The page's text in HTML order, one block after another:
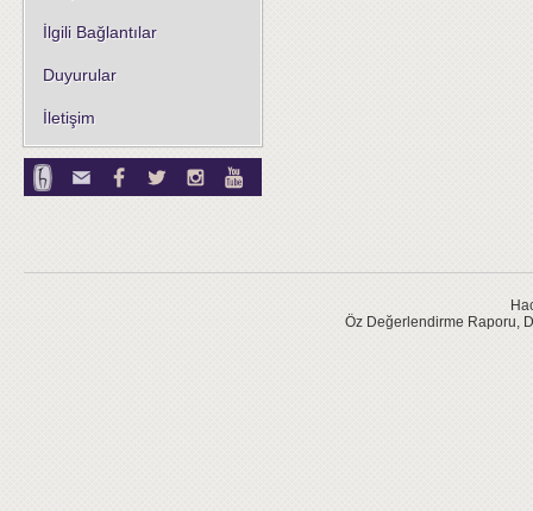
İlgili Bağlantılar
Duyurular
İletişim
Öz Değerlendirme Raporu,